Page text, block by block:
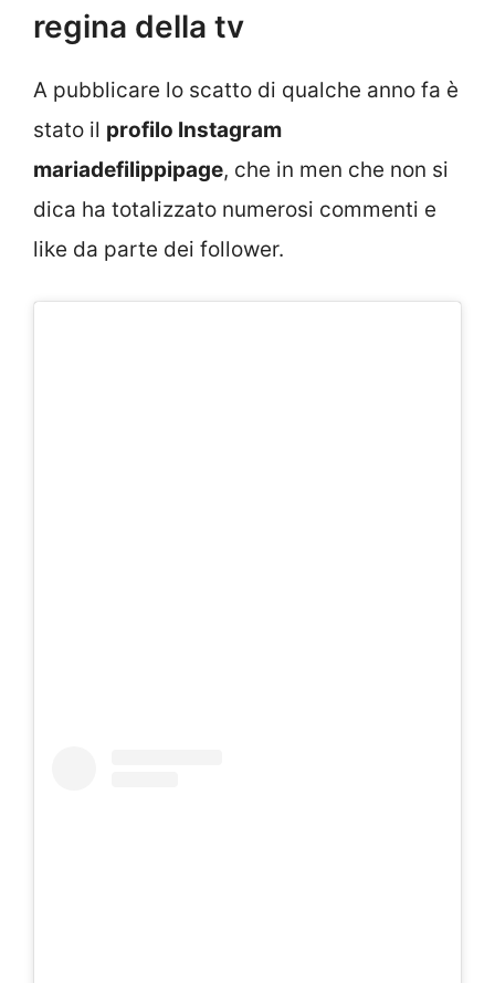
regina della tv
A pubblicare lo scatto di qualche anno fa è
stato il profilo Instagram
mariadefilippipage, che in men che non si
dica ha totalizzato numerosi commenti e
like da parte dei follower.